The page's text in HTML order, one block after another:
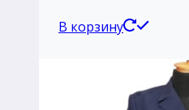
В корзину